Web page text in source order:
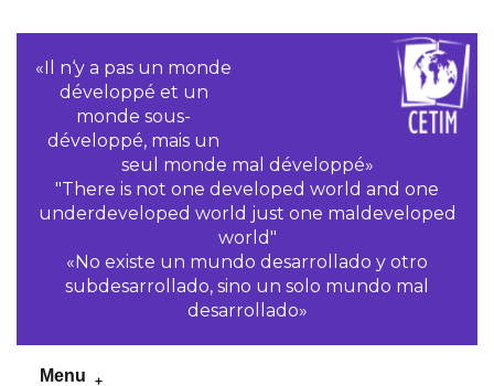
«Il n‘y a pas un monde
développé et un
monde sous-
développé, mais un
seul monde mal développé»
"There is not one developed world and one
underdeveloped world just one maldeveloped
world"
«No existe un mundo desarrollado y otro
subdesarrollado, sino un solo mundo mal
desarrollado»
Menu